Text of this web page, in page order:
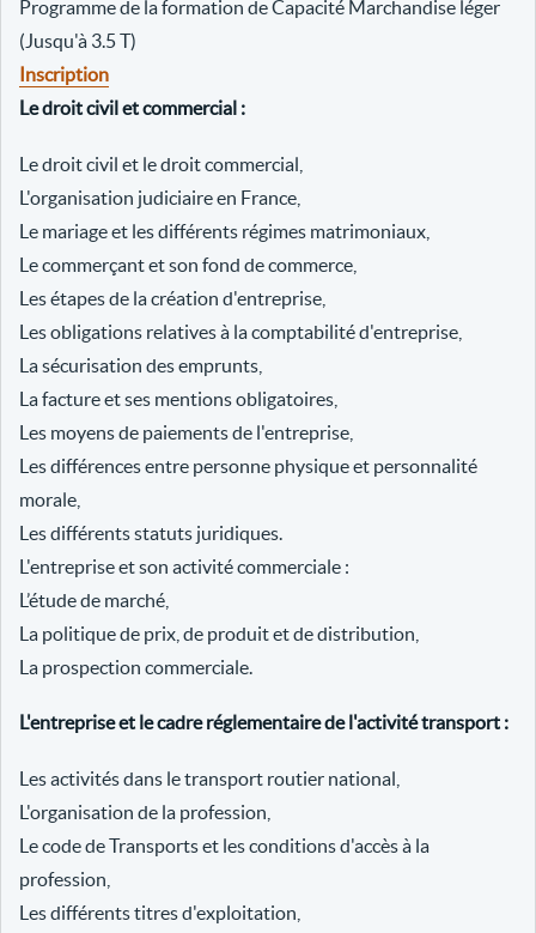
Programme de la formation de Capacité Marchandise léger
(Jusqu'à 3.5 T)
Inscription
Le droit civil et commercial :
Le droit civil et le droit commercial,
L'organisation judiciaire en France,
Le mariage et les différents régimes matrimoniaux,
Le commerçant et son fond de commerce,
Les étapes de la création d'entreprise,
Les obligations relatives à la comptabilité d'entreprise,
La sécurisation des emprunts,
La facture et ses mentions obligatoires,
Les moyens de paiements de l'entreprise,
Les différences entre personne physique et personnalité
morale,
Les différents statuts juridiques.
L'entreprise et son activité commerciale :
L’étude de marché,
La politique de prix, de produit et de distribution,
La prospection commerciale.
L'entreprise et le cadre réglementaire de l'activité transport :
Les activités dans le transport routier national,
L'organisation de la profession,
Le code de Transports et les conditions d'accès à la
profession,
Les différents titres d'exploitation,